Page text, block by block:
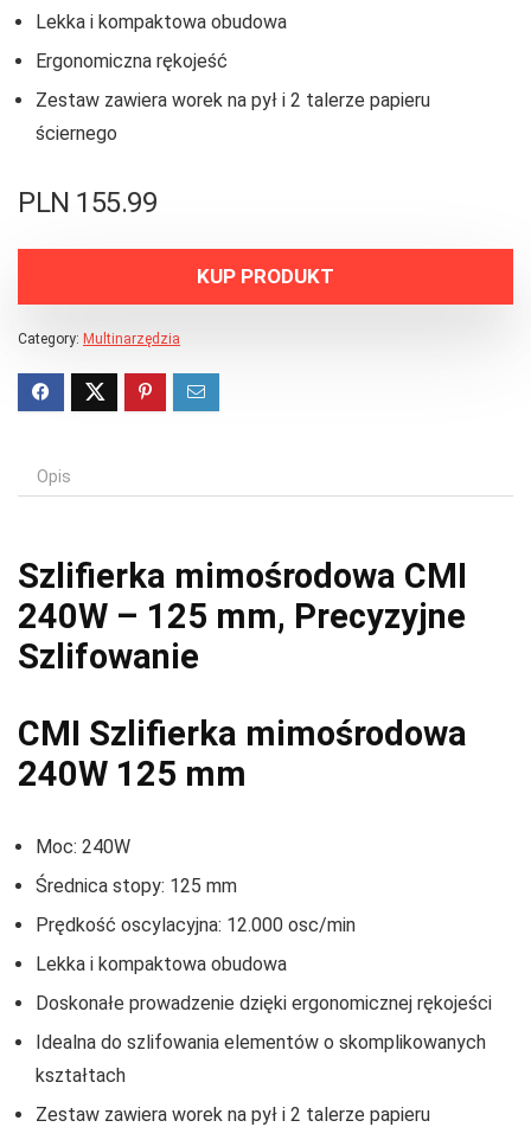
Lekka i kompaktowa obudowa
Ergonomiczna rękojeść
Zestaw zawiera worek na pył i 2 talerze papieru
ściernego
PLN 155.99
KUP PRODUKT
Category: Multinarzędzia
Opis
Szlifierka mimośrodowa CMI
240W – 125 mm, Precyzyjne
Szlifowanie
CMI Szlifierka mimośrodowa
240W 125 mm
Moc: 240W
Średnica stopy: 125 mm
Prędkość oscylacyjna: 12.000 osc/min
Lekka i kompaktowa obudowa
Doskonałe prowadzenie dzięki ergonomicznej rękojeści
Idealna do szlifowania elementów o skomplikowanych
kształtach
Zestaw zawiera worek na pył i 2 talerze papieru